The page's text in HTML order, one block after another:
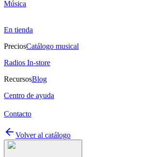
Música
En tienda
PreciosCatálogo musical
Radios In-store
RecursosBlog
Centro de ayuda
Contacto
Volver al catálogo